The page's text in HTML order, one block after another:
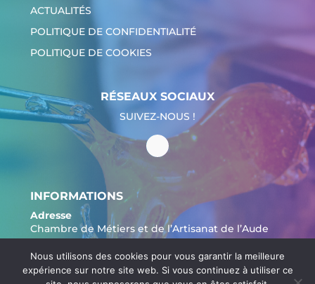
ACTUALITÉS
POLITIQUE DE CONFIDENTIALITÉ
POLITIQUE DE COOKIES
RÉSEAUX SOCIAUX
SUIVEZ-NOUS !
INFORMATIONS
Adresse
Chambre de Métiers et de l’Artisanat de l’Aude
11000 Carcassonne
Nous utilisons des cookies pour vous garantir la meilleure
expérience sur notre site web. Si vous continuez à utiliser ce